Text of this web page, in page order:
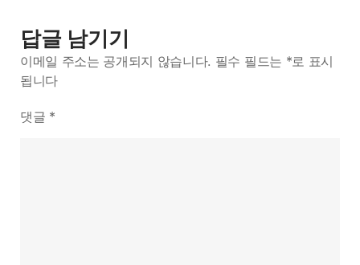
답글 남기기
이메일 주소는 공개되지 않습니다. 필수 필드는 *로 표시
됩니다
댓글 *